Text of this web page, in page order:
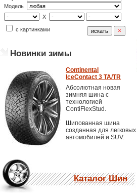
Модель
X
с картинками
Новинки зимы
Continental
IceContact 3 TA/TR
Абсолютная новая
зимняя шина с
технологией
ContiFlexStud.
Шипованная шина
созданная для легковых
автомобилей и SUV.
Каталог Шин